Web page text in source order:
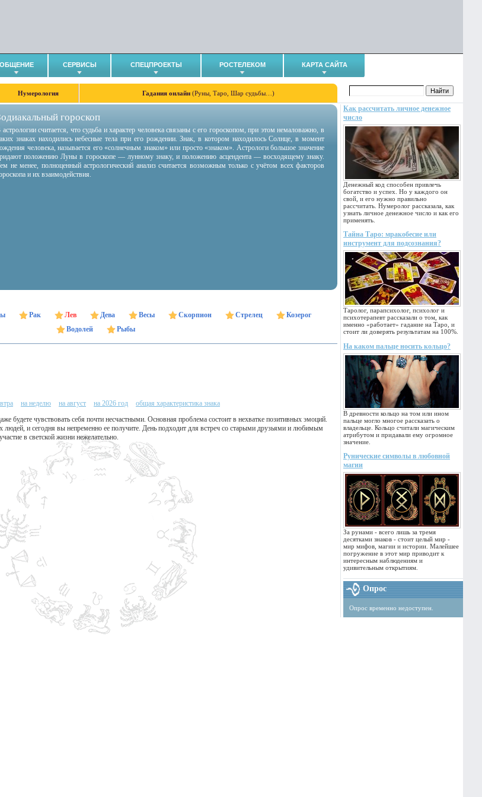
ОБЩЕНИЕ СЕРВИСЫ СПЕЦПРОЕКТЫ РОСТЕЛЕКОМ КАРТА САЙТА
Нумерология Гадания онлайн (Руны, Таро, Шар судьбы…)
Как рассчитать личное денежное
число
Денежный код способен привлечь
богатство и успех. Но у каждого он
свой, и его нужно правильно
рассчитать. Нумеролог рассказала, как
узнать личное денежное число и как его
применять.
Тайна Таро: мракобесие или
инструмент для подсознания?
Таролог, парапсихолог, психолог и
психотерапевт рассказали о том, как
именно «работает» гадание на Таро, и
стоит ли доверять результатам на 100%.
На каком пальце носить кольцо?
В древности кольцо на том или ином
пальце могло многое рассказать о
владельце. Кольцо считали магическим
атрибутом и придавали ему огромное
значение.
Рунические символы в любовной
магии
За рунами - всего лишь за тремя
десятками знаков - стоит целый мир -
мир мифов, магии и истории. Малейшее
погружение в этот мир приводит к
интересным наблюдениям и
удивительным открытиям.
Опрос
Опрос временно недоступен.
гороскоп
считается, что судьба и характер человека связаны с его гороскопом, при этом немаловажно, в
знаках находились небесные тела при его рождении. Знак, в котором находилось Солнце, в момент
человека, называется его «солнечным знаком» или просто «знаком». Астрологи большое значение
положению Луны в гороскопе — лунному знаку, и положению асцендента — восходящему знаку.
не менее, полноценный астрологический анализ считается возможным только с учётом всех факторов
и их взаимодействия.
Рак Лев Дева Весы Скорпион Стрелец
Козерог
Водолей
Рыбы
на неделю на август на 2026 год
общая характеристика знака
будете чувствовать себя почти несчастными. Основная проблема состоит в нехватке позитивных эмоций.
людей, и сегодня вы непременно ее получите. День подходит для встреч со старыми друзьями и любимым
в светской жизни нежелательно.